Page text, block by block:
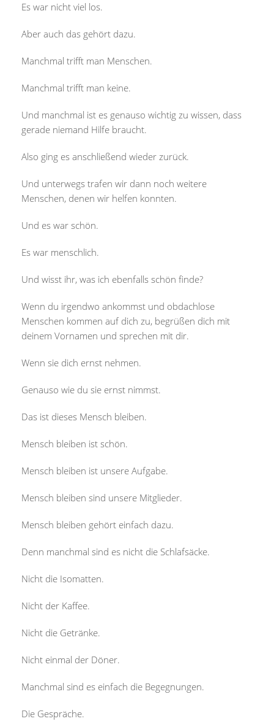
Es war nicht viel los.
Aber auch das gehört dazu.
Manchmal trifft man Menschen.
Manchmal trifft man keine.
Und manchmal ist es genauso wichtig zu wissen, dass
gerade niemand Hilfe braucht.
Also ging es anschließend wieder zurück.
Und unterwegs trafen wir dann noch weitere
Menschen, denen wir helfen konnten.
Und es war schön.
Es war menschlich.
Und wisst ihr, was ich ebenfalls schön finde?
Wenn du irgendwo ankommst und obdachlose
Menschen kommen auf dich zu, begrüßen dich mit
deinem Vornamen und sprechen mit dir.
Wenn sie dich ernst nehmen.
Genauso wie du sie ernst nimmst.
Das ist dieses Mensch bleiben.
Mensch bleiben ist schön.
Mensch bleiben ist unsere Aufgabe.
Mensch bleiben sind unsere Mitglieder.
Mensch bleiben gehört einfach dazu.
Denn manchmal sind es nicht die Schlafsäcke.
Nicht die Isomatten.
Nicht der Kaffee.
Nicht die Getränke.
Nicht einmal der Döner.
Manchmal sind es einfach die Begegnungen.
Die Gespräche.